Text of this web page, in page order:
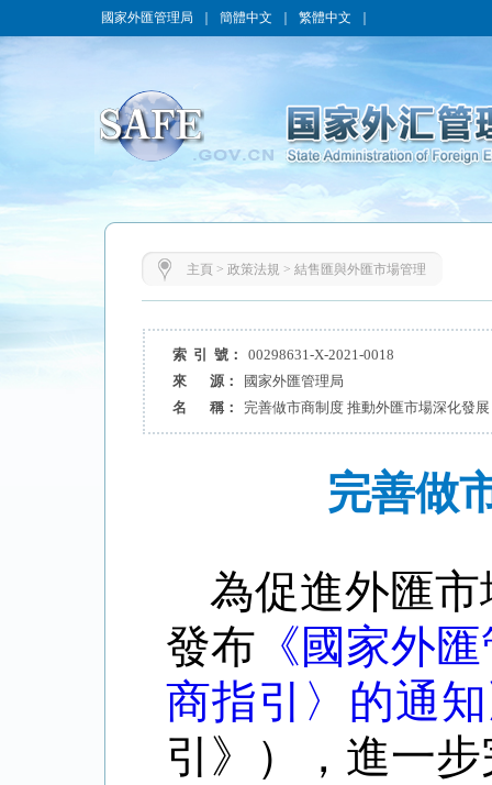
國家外匯管理局 簡體中文 繁體中文
主頁 > 政策法規 > 結售匯與外匯市場管理
索 引 號：
00298631-X-2021-0018
來 源：
國家外匯管理局
名 稱：
完善做市商制度 推動外匯市場深化發展
完善做
為促進外匯
發布 《國家外
商指引〉的通
引》），進一